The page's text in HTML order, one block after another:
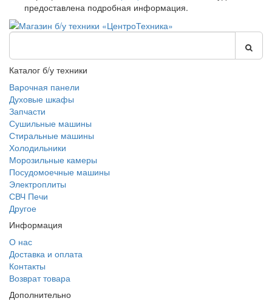
предоставлена подробная информация.
Каталог б/у техники
Варочная панели
Духовые шкафы
Запчасти
Сушильные машины
Стиральные машины
Холодильники
Морозильные камеры
Посудомоечные машины
Электроплиты
СВЧ Печи
Другое
Информация
О нас
Доставка и оплата
Контакты
Возврат товара
Дополнительно